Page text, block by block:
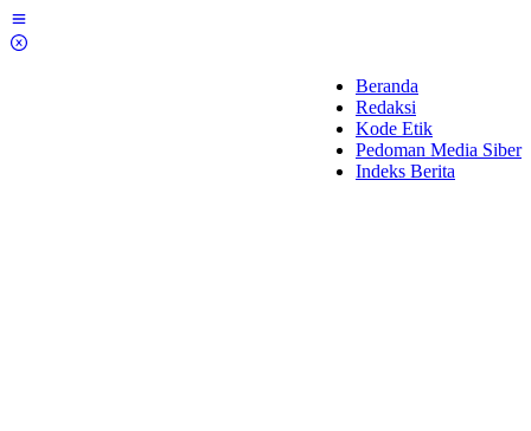
Lewati
ke
Beranda
Redaksi
Kode Etik
Pedoman Media Siber
Indeks Berita